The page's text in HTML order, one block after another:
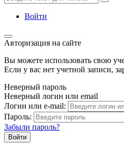
Войти
Авторизация на сайте
Вы можете использовать свою
Если у вас нет учетной записи,
Неверный пароль
Неверный логин или email
Логин или e-mail:
Пароль:
Забыли пароль?